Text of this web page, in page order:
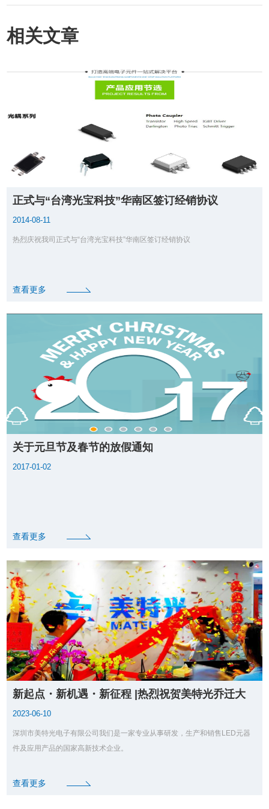
相关文章
正式与“台湾光宝科技”华南区签订经销协议
2014-08-11
热烈庆祝我司正式与“台湾光宝科技”华南区签订经销协议
查看更多
关于元旦节及春节的放假通知
2017-01-02
查看更多
新起点・新机遇・新征程 |热烈祝贺美特光乔迁大
喜
2023-06-10
深圳市美特光电子有限公司我们是一家专业从事研发，生产和销售LED元器
件及应用产品的国家高新技术企业。
查看更多